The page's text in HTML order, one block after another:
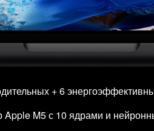
+ 6
M5 с 10 ядрами и